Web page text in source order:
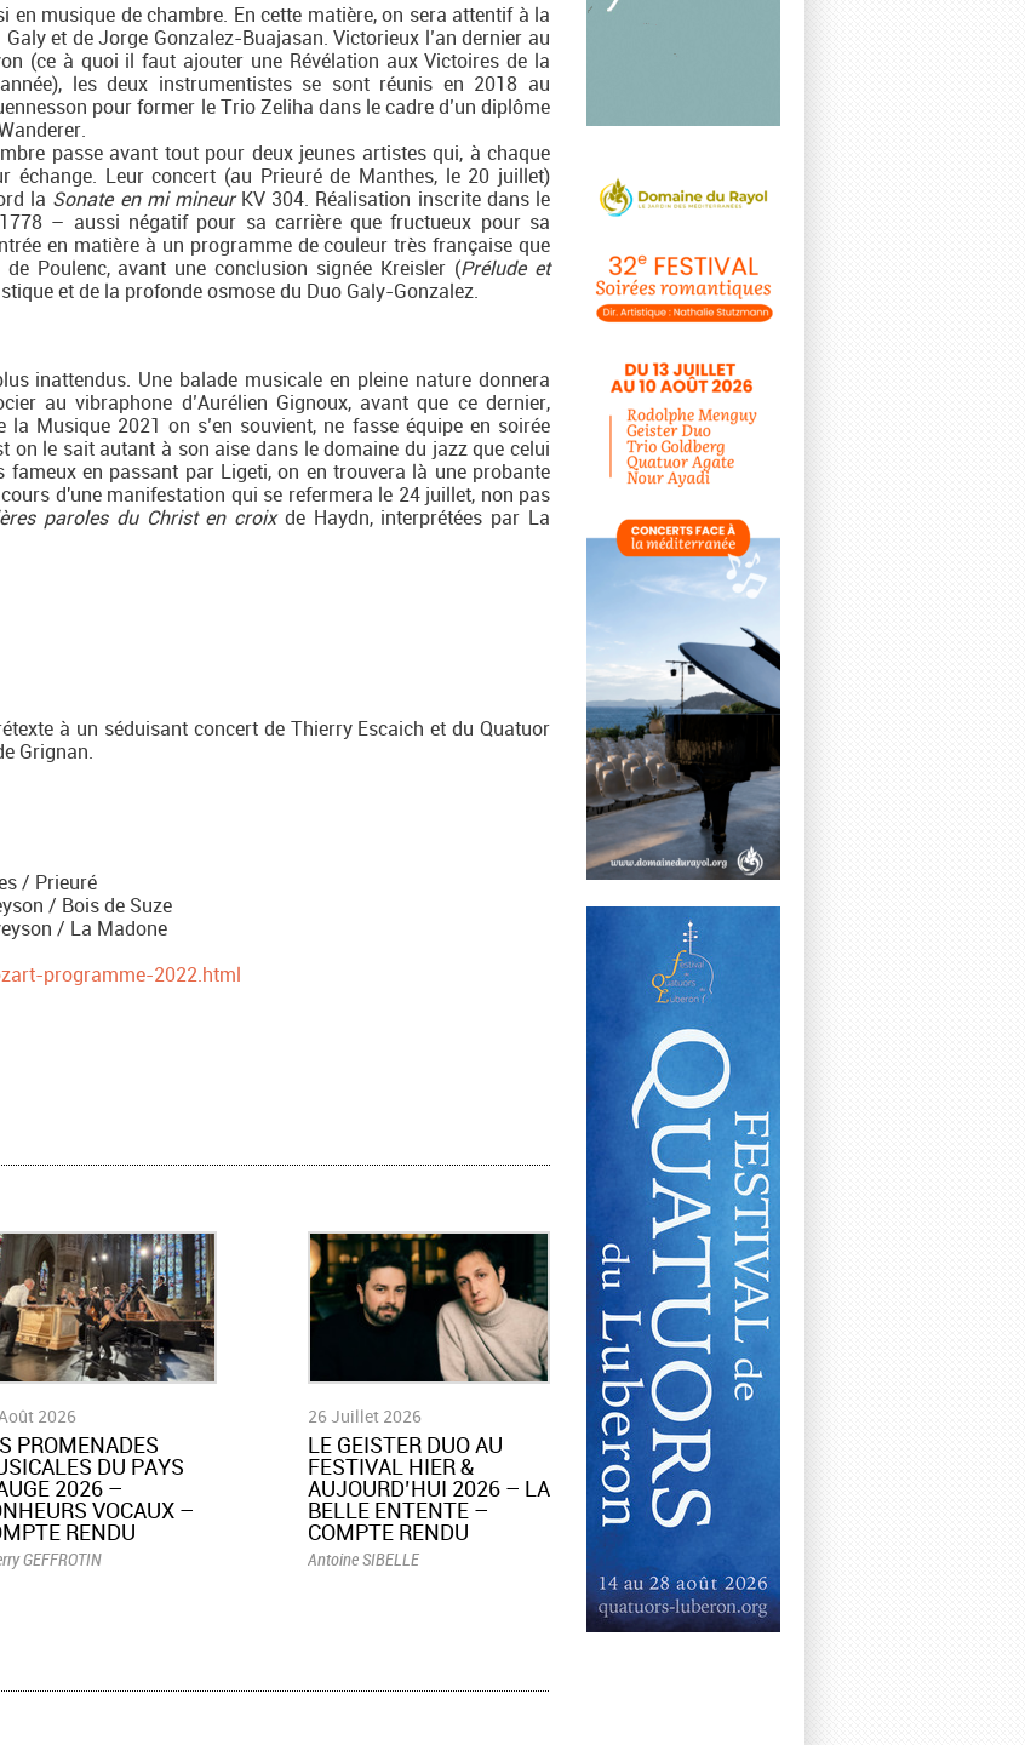
en musique de chambre. En cette matière, on sera attentif à la
et de Jorge Gonzalez-Buajasan. Victorieux l’an dernier au
(ce à quoi il faut ajouter une Révélation aux Victoires de la
les deux instrumentistes se sont réunis en 2018 au
pour former le Trio Zeliha dans le cadre d’un diplôme
passe avant tout pour deux jeunes artistes qui, à chaque
échange. Leur concert (au Prieuré de Manthes, le 20 juillet)
la Sonate en mi mineurKV 304. Réalisation inscrite dans le
– aussi négatif pour sa carrière que fructueux pour sa
en matière à un programme de couleur très française que
Poulenc, avant une conclusion signée Kreisler (Prélude et
et de la profonde osmose du Duo Galy-Gonzalez.
inattendus. Une balade musicale en pleine nature donnera
au vibraphone d’Aurélien Gignoux, avant que ce dernier,
Musique 2021 on s’en souvient, ne fasse équipe en soirée
on le sait autant à son aise dans le domaine du jazz que celui
en passant par Ligeti, on en trouvera là une probante
d'une manifestation qui se refermera le 24 juillet, non pas
paroles du Christ en croixde Haydn, interprétées par La
à un séduisant concert de Thierry Escaich et du Quatuor
Grignan.
/ Prieuré
/ Bois de Suze
/ La Madone
programme-2022.html
2026
PROMENADES
DU PAYS
2026 –
VOCAUX –
RENDU
GEFFROTIN
26 Juillet 2026
LE GEISTER DUO AU
FESTIVAL HIER &
AUJOURD’HUI 2026 – LA
BELLE ENTENTE –
COMPTE RENDU
Antoine SIBELLE